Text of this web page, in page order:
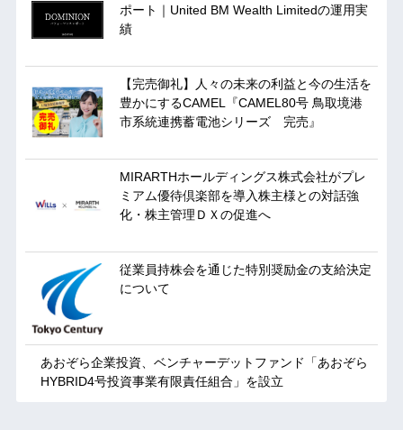
ポート｜United BM Wealth Limitedの運用実
績
【完売御礼】人々の未来の利益と今の生活を
豊かにするCAMEL『CAMEL80号 鳥取境港
市系統連携蓄電池シリーズ 完売』
MIRARTHホールディングス株式会社がプレ
ミアム優待倶楽部を導入株主様との対話強
化・株主管理ＤＸの促進へ
従業員持株会を通じた特別奨励金の支給決定
について
あおぞら企業投資、ベンチャーデットファンド「あおぞら
HYBRID4号投資事業有限責任組合」を設立